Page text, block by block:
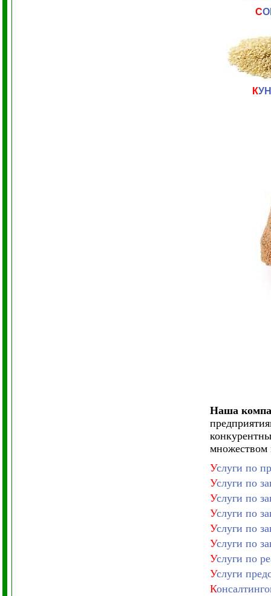
С
К
Наша
множеством
Услуги по
Услуги по
Услуги по
Услуги по
Услуги по
Услуги по
Услуги по
Услуги
К